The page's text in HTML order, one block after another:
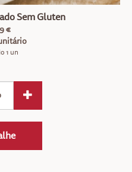
Sem Gluten
€
1 un